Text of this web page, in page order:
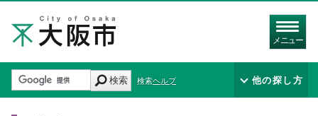
メニュー
検索 検索ヘルプ 他の探し方